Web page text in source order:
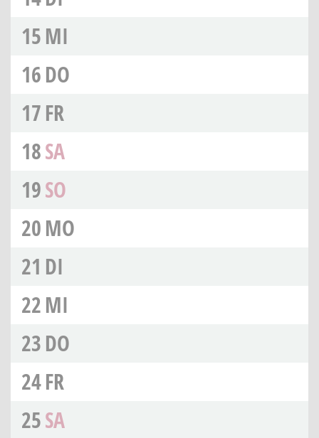
15MI
16DO
17FR
18SA
19SO
20MO
21 DI
22MI
23DO
24FR
25SA